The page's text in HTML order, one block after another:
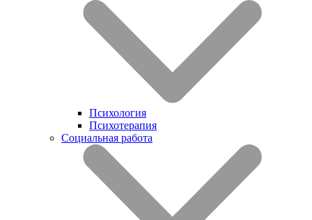
Психология
Психотерапия
Социальная работа